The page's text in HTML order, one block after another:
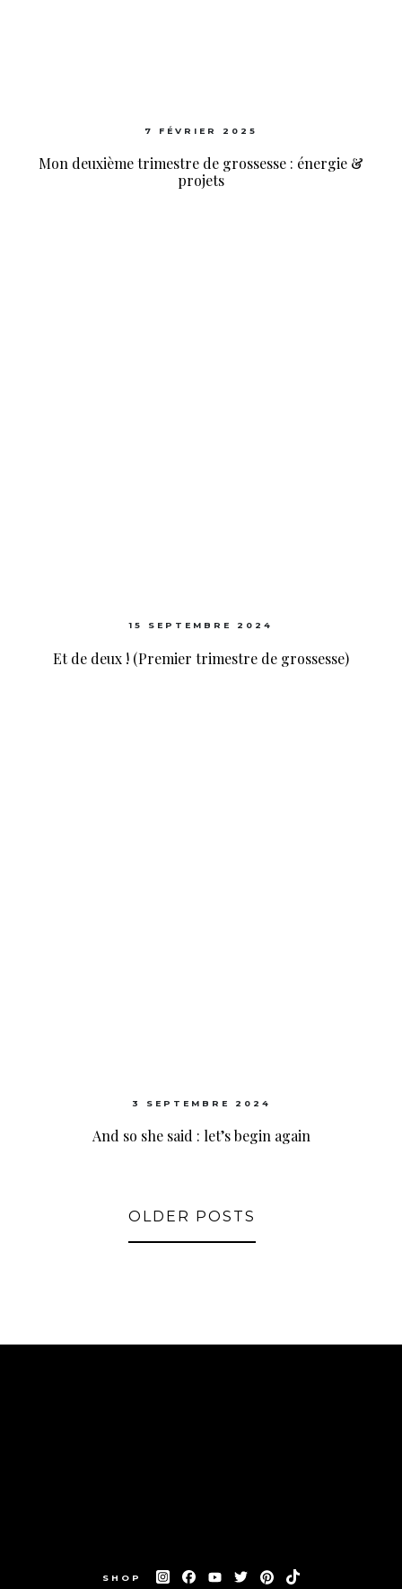
7 FÉVRIER 2025
Mon deuxième trimestre de grossesse : énergie &
projets
15 SEPTEMBRE 2024
Et de deux ! (Premier trimestre de grossesse)
3 SEPTEMBRE 2024
And so she said : let’s begin again
OLDER POSTS
SHOP